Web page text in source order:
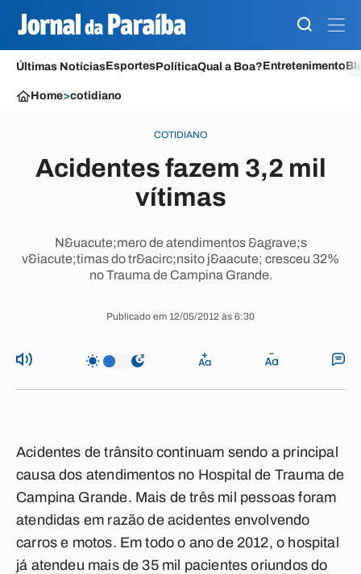
Últimas NotíciasEsportesPolíticaQual a Boa?Entretenimento
Home>cotidiano
COTIDIANO
Acidentes fazem 3,2 mil
vítimas
N&uacute;mero de atendimentos &agrave;s
v&iacute;timas do tr&acirc;nsito j&aacute; cresceu 32%
no Trauma de Campina Grande.
Publicado em 12/05/2012 às 6:30
Acidentes de trânsito continuam sendo a principal
causa dos atendimentos no Hospital de Trauma de
Campina Grande. Mais de três mil pessoas foram
atendidas em razão de acidentes envolvendo
carros e motos. Em todo o ano de 2012, o hospital
já atendeu mais de 35 mil pacientes oriundos do